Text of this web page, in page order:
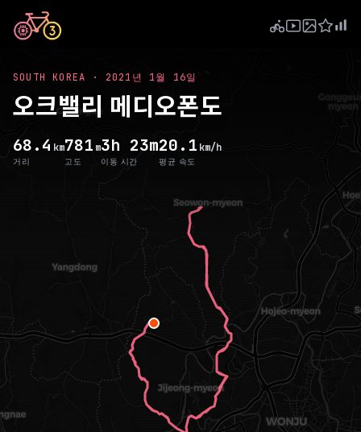
SOUTH KOREA · 2021년 1월 16일
오크밸리 메디오폰도
68.4 km
거리
781 m
고도
3h 23m
이동 시간
20.1 km/h
평균 속도